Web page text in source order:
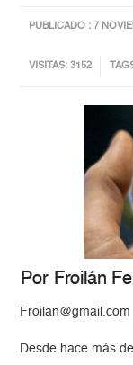
PUBLICADO : 7
VISITAS: 3152
Por Froilán
Froilan@gmail.com
Desde hace más